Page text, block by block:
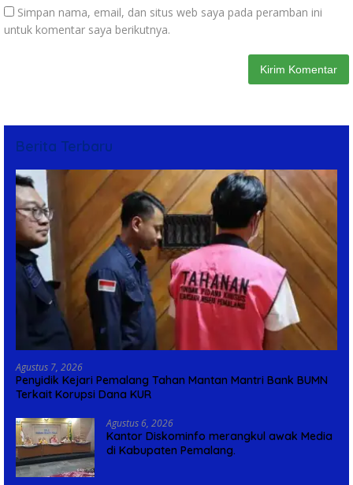
Simpan nama, email, dan situs web saya pada peramban ini
untuk komentar saya berikutnya.
Berita Terbaru
Agustus 7, 2026
Penyidik Kejari Pemalang Tahan Mantan Mantri Bank BUMN
Terkait Korupsi Dana KUR
Agustus 6, 2026
Kantor Diskominfo merangkul awak Media
di Kabupaten Pemalang.